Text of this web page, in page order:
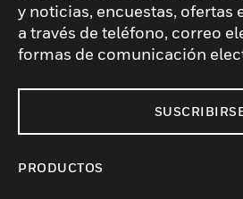
y noticias, encuestas, ofertas
a través de teléfono, correo
formas de comunicación
PRODUCTOS